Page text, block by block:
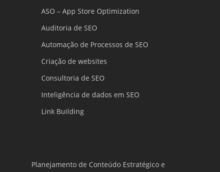
ASO – App Store Optimization
Auditoria de SEO
Automação de Processos de SEO
Criação de websites
Consultoria de SEO
Inteligência de dados em SEO
Link Building
Planejamento de Conteúdo Estratégico e